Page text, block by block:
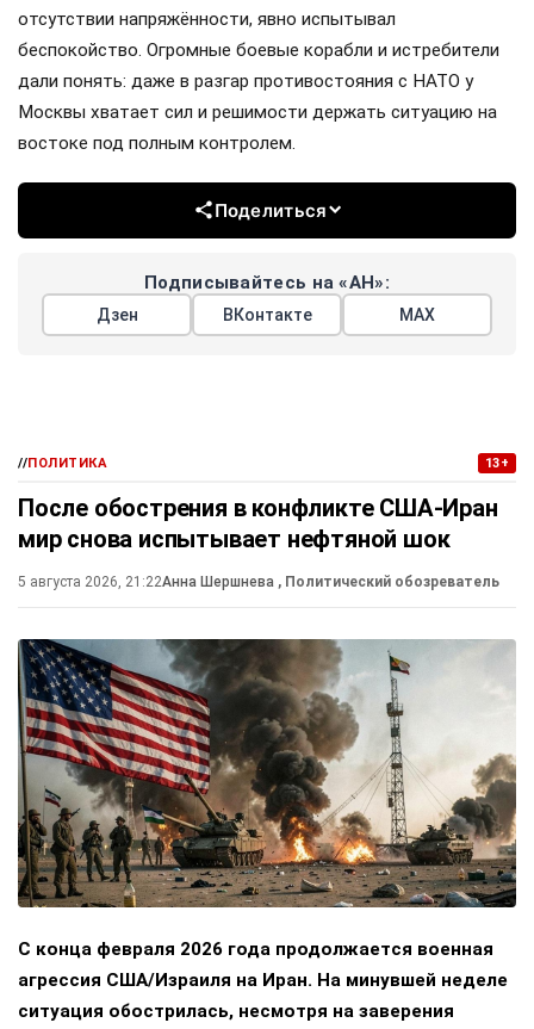
отсутствии напряжённости, явно испытывал
беспокойство. Огромные боевые корабли и истребители
дали понять: даже в разгар противостояния с НАТО у
Москвы хватает сил и решимости держать ситуацию на
востоке под полным контролем.
Поделиться
Подписывайтесь на «АН»:
Дзен ВКонтакте МАХ
//ПОЛИТИКА 13+
После обострения в конфликте США-Иран
мир снова испытывает нефтяной шок
5 августа 2026, 21:22Анна Шершнева , Политический обозреватель
С конца февраля 2026 года продолжается военная
агрессия США/Израиля на Иран. На минувшей неделе
ситуация обострилась, несмотря на заверения